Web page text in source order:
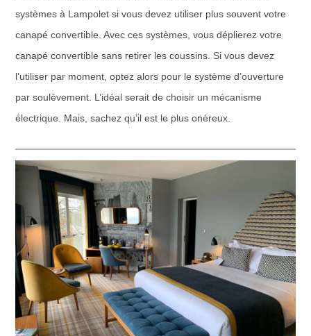
systèmes à Lampolet si vous devez utiliser plus souvent votre
canapé convertible. Avec ces systèmes, vous déplierez votre
canapé convertible sans retirer les coussins. Si vous devez
l’utiliser par moment, optez alors pour le système d’ouverture
par soulèvement. L’idéal serait de choisir un mécanisme
électrique. Mais, sachez qu’il est le plus onéreux.